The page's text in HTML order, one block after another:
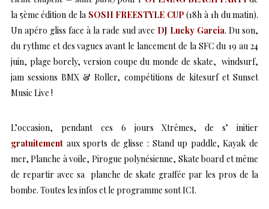
la 5ème édition de la SOSH FREESTYLE CUP (18h à 1h du matin).
Un apéro gliss face à la rade sud avec DJ Lucky Garcia. Du son,
du rythme et des vagues avant le lancement de la SFC du 19 au 24
juin, plage borely, version coupe du monde de skate, windsurf,
jam sessions BMX & Roller, compétitions de kitesurf et Sunset
Music Live !
L’occasion, pendant ces 6 jours Xtrêmes, de s’ initier
gratuitement aux sports de glisse : Stand up paddle, Kayak de
mer, Planche à voile, Pirogue polynésienne, Skate board et même
de repartir avec sa planche de skate graffée par les pros de la
bombe. Toutes les infos et le programme sontICI.